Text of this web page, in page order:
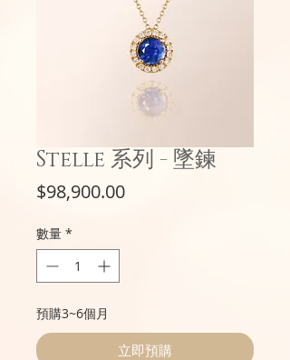
Stelle 系列 - 墜鍊
$98,900.00價
數量 *
預購3~6個月
立即預購